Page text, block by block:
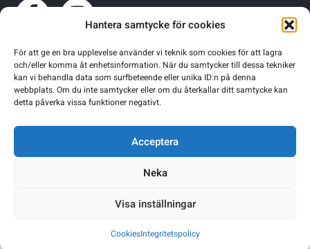
Hantera samtycke för cookies
För att ge en bra upplevelse använder vi teknik som cookies för att lagra
och/eller komma åt enhetsinformation. När du samtycker till dessa tekniker
kan vi behandla data som surfbeteende eller unika ID:n på denna
webbplats. Om du inte samtycker eller om du återkallar ditt samtycke kan
detta påverka vissa funktioner negativt.
Acceptera
Neka
Visa inställningar
CookiesIntegritetspolicy
: Undefined array key 0 in
/home/sgnsrusr/public_html/wp-
content/themes/sgn-theme/functions.php
on line